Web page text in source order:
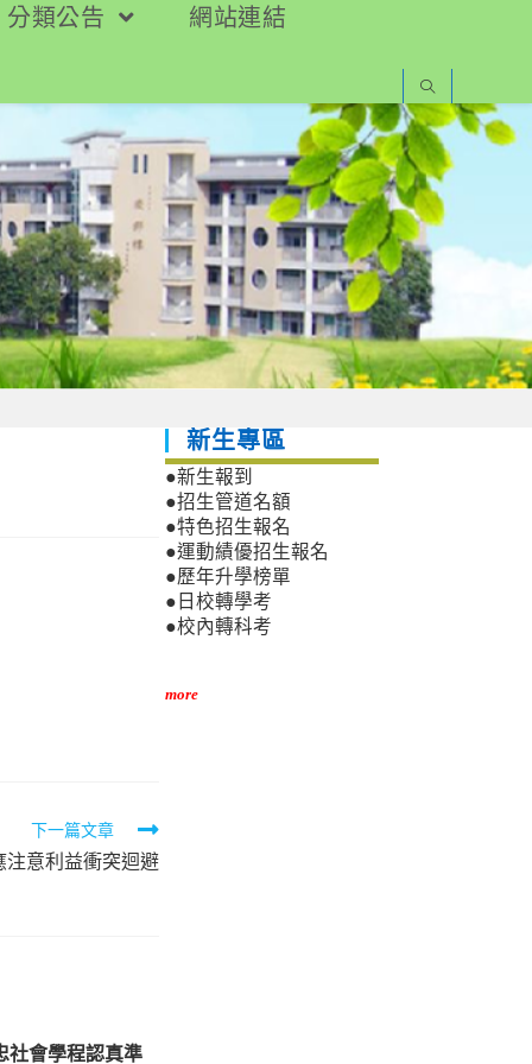
分類公告 網站連結
下一篇文章
意利益衝突迴避
社會學程認真準
新生專區
●新生報到
●招生管道名額
●特色招生報名
●運動績優招生報名
●歷年升學榜單
●日校轉學考
●校內轉科考
more